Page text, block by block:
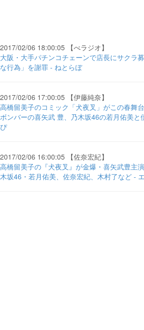
2017/02/06 18:00:05 【べラジオ】
大阪・大手パチンコチェーンで店長にサクラ
な行為」を謝罪 - ねとらぼ
2017/02/06 17:00:05 【伊藤純奈】
高橋留美子のコミック「犬夜叉」がこの春舞
ボンバーの喜矢武 豊、乃木坂46の若月佑美と
ぴ
2017/02/06 16:00:05 【佐奈宏紀】
高橋留美子の『犬夜叉』が金爆・喜矢武豊主
木坂46・若月佑美、佐奈宏紀、木村了など -